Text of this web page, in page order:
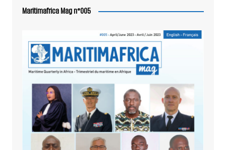
Maritimafrica Mag n°005